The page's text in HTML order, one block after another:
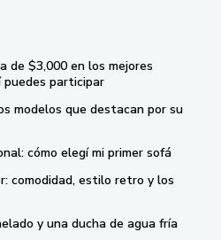
de $3,000 en los mejores
puedes participar
modelos que destacan por su
cómo elegí mi primer sofá
comodidad, estilo retro y los
y una ducha de agua fría